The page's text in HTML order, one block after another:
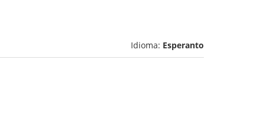
Idioma: Esperanto